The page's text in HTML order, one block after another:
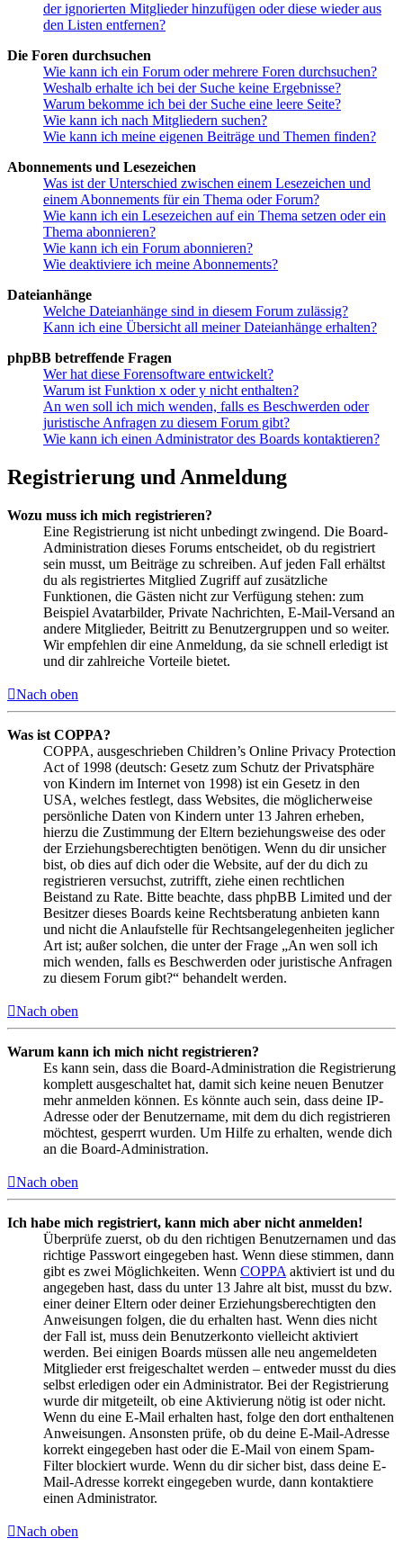
der ignorierten Mitglieder hinzufügen oder diese wieder aus
den Listen entfernen?
Die Foren durchsuchen
Wie kann ich ein Forum oder mehrere Foren durchsuchen?
Weshalb erhalte ich bei der Suche keine Ergebnisse?
Warum bekomme ich bei der Suche eine leere Seite?
Wie kann ich nach Mitgliedern suchen?
Wie kann ich meine eigenen Beiträge und Themen finden?
Abonnements und Lesezeichen
Was ist der Unterschied zwischen einem Lesezeichen und
einem Abonnements für ein Thema oder Forum?
Wie kann ich ein Lesezeichen auf ein Thema setzen oder ein
Thema abonnieren?
Wie kann ich ein Forum abonnieren?
Wie deaktiviere ich meine Abonnements?
Dateianhänge
Welche Dateianhänge sind in diesem Forum zulässig?
Kann ich eine Übersicht all meiner Dateianhänge erhalten?
phpBB betreffende Fragen
Wer hat diese Forensoftware entwickelt?
Warum ist Funktion x oder y nicht enthalten?
An wen soll ich mich wenden, falls es Beschwerden oder
juristische Anfragen zu diesem Forum gibt?
Wie kann ich einen Administrator des Boards kontaktieren?
Registrierung und Anmeldung
Wozu muss ich mich registrieren?
Eine Registrierung ist nicht unbedingt zwingend. Die Board-
Administration dieses Forums entscheidet, ob du registriert
sein musst, um Beiträge zu schreiben. Auf jeden Fall erhältst
du als registriertes Mitglied Zugriff auf zusätzliche
Funktionen, die Gästen nicht zur Verfügung stehen: zum
Beispiel Avatarbilder, Private Nachrichten, E-Mail-Versand an
andere Mitglieder, Beitritt zu Benutzergruppen und so weiter.
Wir empfehlen dir eine Anmeldung, da sie schnell erledigt ist
und dir zahlreiche Vorteile bietet.
Nach oben
Was ist COPPA?
COPPA, ausgeschrieben Children’s Online Privacy Protection
Act of 1998 (deutsch: Gesetz zum Schutz der Privatsphäre
von Kindern im Internet von 1998) ist ein Gesetz in den
USA, welches festlegt, dass Websites, die möglicherweise
persönliche Daten von Kindern unter 13 Jahren erheben,
hierzu die Zustimmung der Eltern beziehungsweise des oder
der Erziehungsberechtigten benötigen. Wenn du dir unsicher
bist, ob dies auf dich oder die Website, auf der du dich zu
registrieren versuchst, zutrifft, ziehe einen rechtlichen
Beistand zu Rate. Bitte beachte, dass phpBB Limited und der
Besitzer dieses Boards keine Rechtsberatung anbieten kann
und nicht die Anlaufstelle für Rechtsangelegenheiten jeglicher
Art ist; außer solchen, die unter der Frage „An wen soll ich
mich wenden, falls es Beschwerden oder juristische Anfragen
zu diesem Forum gibt?“ behandelt werden.
Nach oben
Warum kann ich mich nicht registrieren?
Es kann sein, dass die Board-Administration die Registrierung
komplett ausgeschaltet hat, damit sich keine neuen Benutzer
mehr anmelden können. Es könnte auch sein, dass deine IP-
Adresse oder der Benutzername, mit dem du dich registrieren
möchtest, gesperrt wurden. Um Hilfe zu erhalten, wende dich
an die Board-Administration.
Nach oben
Ich habe mich registriert, kann mich aber nicht anmelden!
Überprüfe zuerst, ob du den richtigen Benutzernamen und das
richtige Passwort eingegeben hast. Wenn diese stimmen, dann
gibt es zwei Möglichkeiten. Wenn COPPA aktiviert ist und du
angegeben hast, dass du unter 13 Jahre alt bist, musst du bzw.
einer deiner Eltern oder deiner Erziehungsberechtigten den
Anweisungen folgen, die du erhalten hast. Wenn dies nicht
der Fall ist, muss dein Benutzerkonto vielleicht aktiviert
werden. Bei einigen Boards müssen alle neu angemeldeten
Mitglieder erst freigeschaltet werden – entweder musst du dies
selbst erledigen oder ein Administrator. Bei der Registrierung
wurde dir mitgeteilt, ob eine Aktivierung nötig ist oder nicht.
Wenn du eine E-Mail erhalten hast, folge den dort enthaltenen
Anweisungen. Ansonsten prüfe, ob du deine E-Mail-Adresse
korrekt eingegeben hast oder die E-Mail von einem Spam-
Filter blockiert wurde. Wenn du dir sicher bist, dass deine E-
Mail-Adresse korrekt eingegeben wurde, dann kontaktiere
einen Administrator.
Nach oben